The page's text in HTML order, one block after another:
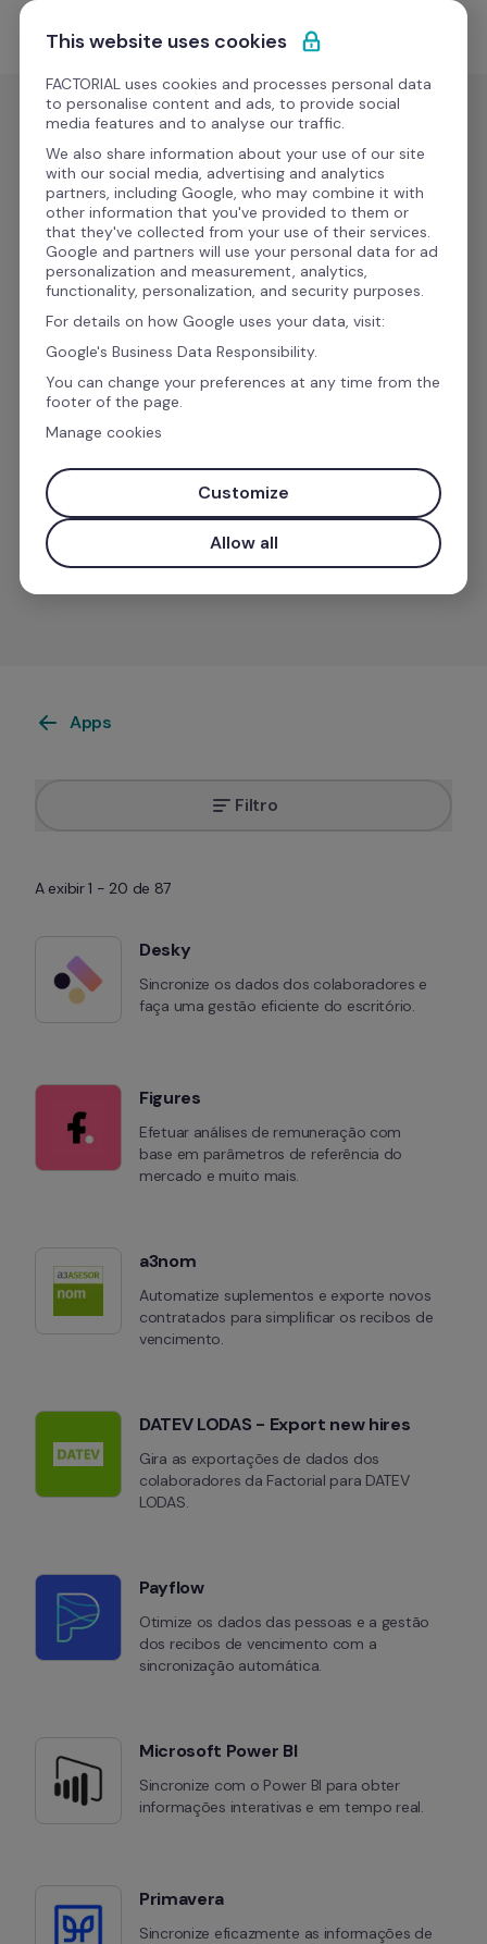
Saltar para o conteúdo
Comece grátis
Aumente a sua
produtividade com
as integrações da
Factorial
Quer incluir a sua app na nossa lista?
Apps
Filtro
A exibir 1 - 20 de 87
Desky
Sincronize os dados dos colaboradores e
faça uma gestão eficiente do escritório.
Figures
Efetuar análises de remuneração com
base em parâmetros de referência do
mercado e muito mais.
a3nom
Automatize suplementos e exporte novos
contratados para simplificar os recibos de
vencimento.
DATEV LODAS - Export new hires
Gira as exportações de dados dos
colaboradores da Factorial para DATEV
LODAS.
Payflow
Otimize os dados das pessoas e a gestão
dos recibos de vencimento com a
sincronização automática.
Microsoft Power BI
Sincronize com o Power BI para obter
informações interativas e em tempo real.
Primavera
Sincronize eficazmente as informações de
This website uses cookies
FACTORIAL uses cookies and processes personal data
to personalise content and ads, to provide social
media features and to analyse our traffic.
We also share information about your use of our site
with our social media, advertising and analytics
partners, including Google, who may combine it with
other information that you've provided to them or
that they've collected from your use of their services.
Google and partners will use your personal data for ad
personalization and measurement, analytics,
functionality, personalization, and security purposes.
For details on how Google uses your data, visit:
Google's Business Data Responsibility.
You can change your preferences at any time from the
footer of the page.
Manage cookies
Customize
Allow all